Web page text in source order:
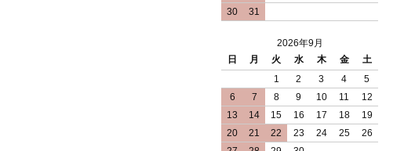
30
31
2026年9月
日
月 火 水 木 金
土
1
2 3 4
5
6
7 8 9 10 11
12
13
14 15 16 17 18
19
20
21 22 23 24 25
26